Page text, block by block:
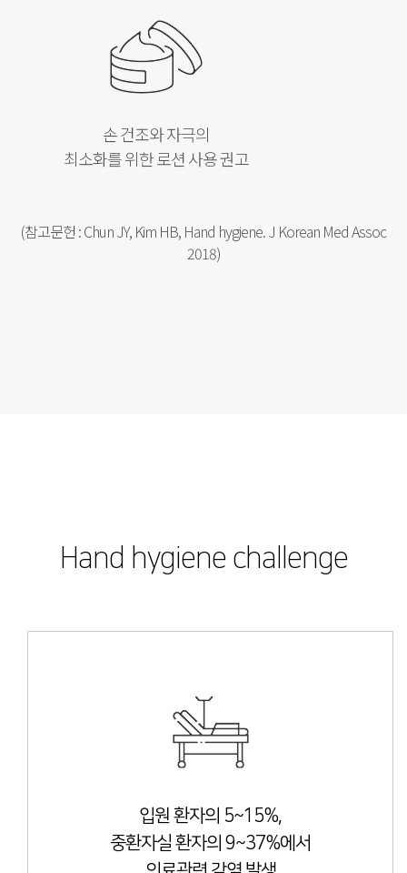
손 건조와 자극의
최소화를 위한 로션 사용 권고
(참고문헌 : Chun JY, Kim HB, Hand hygiene. J Korean Med Assoc
2018)
Hand hygiene challenge
입원 환자의 5~15%,
중환자실 환자의 9~37%에서